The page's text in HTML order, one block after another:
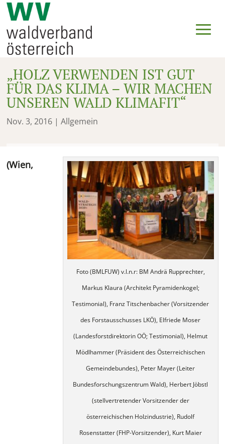
„HOLZ VERWENDEN IST GUT
FÜR DAS KLIMA – WIR MACHEN
UNSEREN WALD KLIMAFIT“
Nov. 3, 2016 | Allgemein
Foto (BMLFUW) v.l.n.r: BM Andrä Rupprechter,
Markus Klaura (Architekt Pyramidenkogel;
Testimonial), Franz Titschenbacher (Vorsitzender
des Forstausschusses LKÖ), Elfriede Moser
(Landesforstdirektorin OÖ; Testimonial), Helmut
Mödlhammer (Präsident des Österreichischen
Gemeindebundes), Peter Mayer (Leiter
Bundesforschungszentrum Wald), Herbert Jöbstl
(stellvertretender Vorsitzender der
österreichischen Holzindustrie), Rudolf
Rosenstatter (FHP-Vorsitzender), Kurt Maier
(Wien,